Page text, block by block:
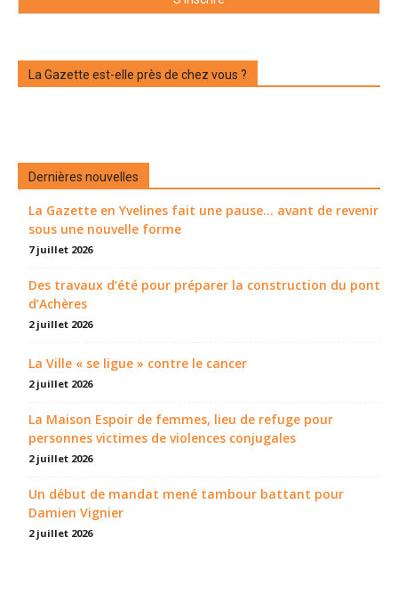
La Gazette est-elle près de chez vous ?
Dernières nouvelles
La Gazette en Yvelines fait une pause... avant de revenir
sous une nouvelle forme
7 juillet 2026
Des travaux d’été pour préparer la construction du pont
d’Achères
2 juillet 2026
La Ville « se ligue » contre le cancer
2 juillet 2026
La Maison Espoir de femmes, lieu de refuge pour
personnes victimes de violences conjugales
2 juillet 2026
Un début de mandat mené tambour battant pour
Damien Vignier
2 juillet 2026